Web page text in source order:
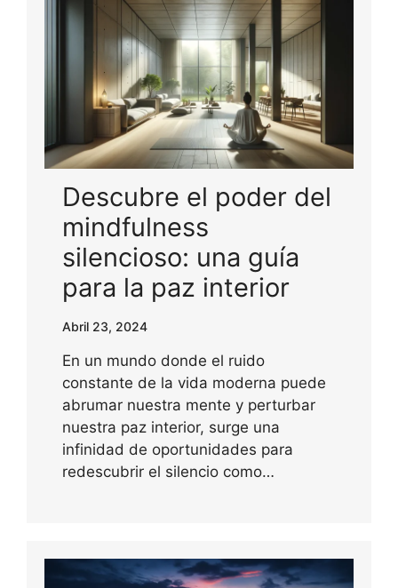
Descubre el poder del
mindfulness
silencioso: una guía
para la paz interior
Abril 23, 2024
En un mundo donde el ruido
constante de la vida moderna puede
abrumar nuestra mente y perturbar
nuestra paz interior, surge una
infinidad de oportunidades para
redescubrir el silencio como…